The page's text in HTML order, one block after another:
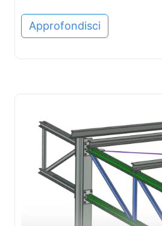
Approfondisci